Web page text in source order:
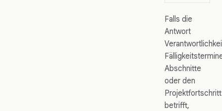
Falls die
Antwort
Abschnitte
oder den
Projektfortschritt
betrifft,